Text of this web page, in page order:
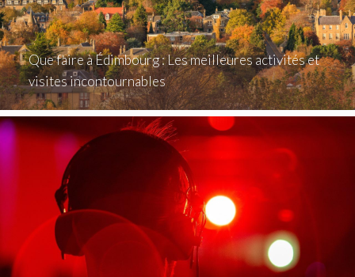
Que faire à Édimbourg : Les meilleures activités et
visites incontournables